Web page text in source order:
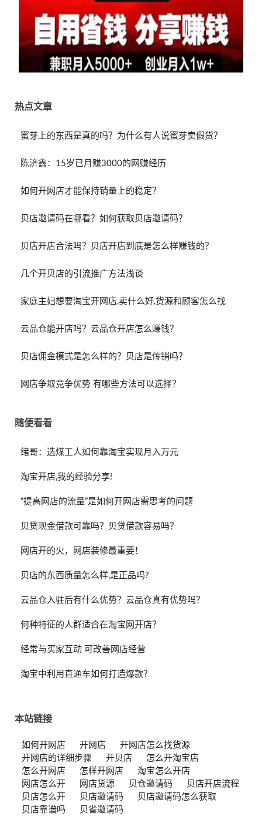
热点文章
蜜芽上的东西是真的吗？为什么有人说蜜芽卖假货？
陈济鑫：15岁已月赚3000的网赚经历
如何开网店才能保持销量上的稳定？
贝店邀请码在哪看？如何获取贝店邀请码？
贝店开店合法吗？贝店开店到底是怎么样赚钱的？
几个开贝店的引流推广方法浅谈
家庭主妇想要淘宝开网店,卖什么好,货源和顾客怎么找
云品仓能开店吗？云品仓开店怎么赚钱？
贝店佣金模式是怎么样的？贝店是传销吗？
网店争取竞争优势 有哪些方法可以选择？
随便看看
绪哥：选煤工人如何靠淘宝实现月入万元
淘宝开店,我的经验分享!
“提高网店的流量”是如何开网店需思考的问题
贝贷现金借款可靠吗？贝贷借款容易吗？
网店开的火，网店装修最重要！
贝店的东西质量怎么样,是正品吗?
云品仓入驻后有什么优势？云品仓真有优势吗？
何种特征的人群适合在淘宝网开店？
经常与买家互动 可改善网店经营
淘宝中利用直通车如何打造爆款？
本站链接
如何开网店 开网店
开网店怎么找货源
开网店的详细步骤
开贝店
怎么开淘宝店
怎么开网店
怎样开网店
淘宝怎么开店
网店怎么开
网店货源 贝仓邀请码
贝店开店流程
贝店怎么开
贝店邀请码
贝店邀请码怎么获取
贝店靠谱吗
贝省邀请码